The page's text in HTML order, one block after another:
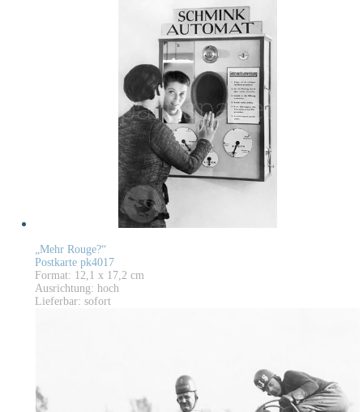
„Mehr Rouge?“
Postkarte pk4017
Format: 12,1 x 17,2 cm
Ausrichtung: hoch
Lieferbar: sofort